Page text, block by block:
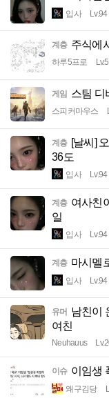
입사 Lv.94
계층 주식에
하루5프로
게임 스팀 디
스피커마우스
계층 [날씨]
36도
입사 Lv.94
계층 여사친
일
입사 Lv.94
계층 마시멜
입사 Lv.94
유머 남친이
여친
Neuhauus
이슈 이임생
왜구김당